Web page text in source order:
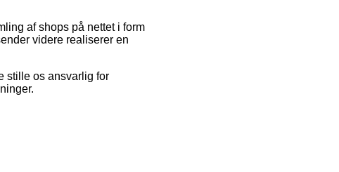
af shops på nettet i form
videre realiserer en
stille os ansvarlig for